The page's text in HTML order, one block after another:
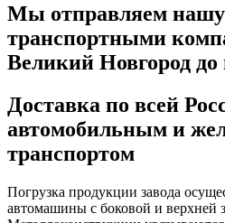
Мы отправляем
транспортными
Великий Новгород
Доставка по всей
автомобильным и
транспортом
Погрузка продукции завода
автомашины с боковой и верхней